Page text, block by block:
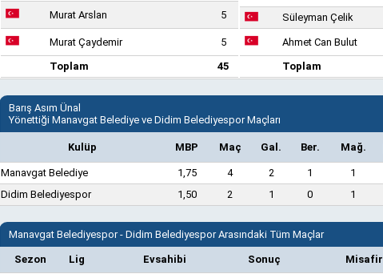
Murat Arslan 5
Murat Çaydemir
5
Toplam
45
Süleyman Çelik
Ahmet Can Bulut
Toplam
Barış Asım Ünal
Yönettiği Manavgat Belediye ve Didim Belediyespor Maçları
Kulüp MBP Maç Gal. Ber. Mağ.
Manavgat Belediye 1,75 4 2 1 1
Didim Belediyespor
1,50 2 1 0 1
Manavgat Belediyespor - Didim Belediyespor Arasındaki Tüm Maçlar
Sezon Lig Evsahibi Sonuç Misafir